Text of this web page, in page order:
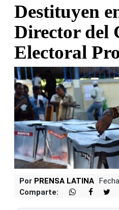
Destituyen
Director del
Electoral
Por PRENSA LATINA
Comparte: